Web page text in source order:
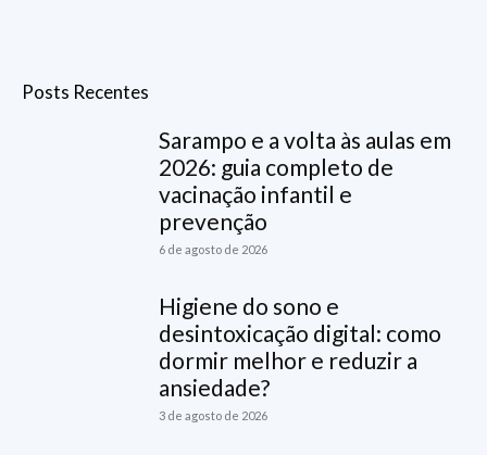
Posts Recentes
Sarampo e a volta às aulas em
2026: guia completo de
vacinação infantil e
prevenção
6 de agosto de 2026
Higiene do sono e
desintoxicação digital: como
dormir melhor e reduzir a
ansiedade?
3 de agosto de 2026